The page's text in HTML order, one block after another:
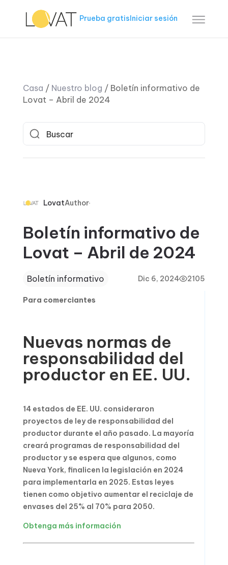
Prueba gratisIniciar sesión
Casa / Nuestro blog / Boletín informativo de
Lovat – Abril de 2024
LovatAuthor
Boletín informativo de
Lovat – Abril de 2024
Boletín informativo Dic 6, 2024 2105
Para comerciantes
Nuevas normas de
responsabilidad del
productor en EE. UU.
14 estados de EE. UU. consideraron
proyectos de ley de responsabilidad del
productor durante el año pasado. La mayoría
creará programas de responsabilidad del
productor y se espera que algunos, como
Nueva York, finalicen la legislación en 2024
para implementarla en 2025. Estas leyes
tienen como objetivo aumentar el reciclaje de
envases del 25% al 70% para 2050.
Obtenga más información